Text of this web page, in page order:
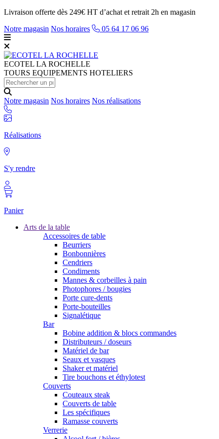
Livraison offerte dès 249€ HT d’achat et retrait 2h en magasin
Notre magasin Nos horaires 05 64 17 06 96
ECOTEL LA ROCHELLE
TOURS EQUIPEMENTS HOTELIERS
Notre magasin Nos horaires Nos réalisations
Réalisations
S'y rendre
Panier
Arts de la table
Accessoires de table
Beurriers
Bonbonnières
Cendriers
Condiments
Mannes & corbeilles à pain
Photophores / bougies
Porte cure-dents
Porte-bouteilles
Signalétique
Bar
Bobine addition & blocs commandes
Distributeurs / doseurs
Matériel de bar
Seaux et vasques
Shaker et matériel
Tire bouchons et éthylotest
Couverts
Couteaux steak
Couverts de table
Les spécifiques
Ramasse couverts
Verrerie